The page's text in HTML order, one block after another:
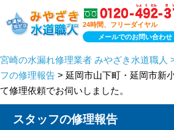
24時間、フリーダイヤル
メールでのお問い合わせ
宮崎の水漏れ修理業者 みやざき水道職人
フの修理報告 > 延岡市山下町・延岡市新
て修理依頼でお伺いしました。
スタッフの修理報告